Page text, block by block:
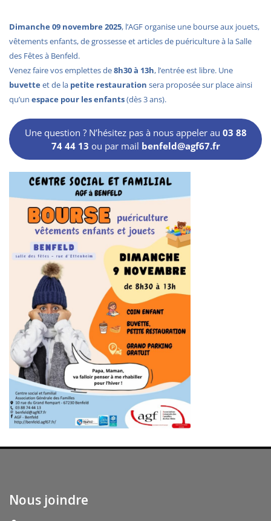
Dimanche 09 novembre 2025, l’AGF organise une bourse aux jouets,
vêtements enfants, de grossesse et articles de puériculture à la Salle
des Fêtes à Benfeld.
Venez faire vos emplettes de8h30 à 13h, l’entrée est libre. Une
buvetteet de la petite restauration sera proposée sur place ainsi
qu’un espace pour les enfants(dès 3 ans).
Une question ? N’hésitez pas à nous appeler au 03 88
74 44 13 ou par mail benfeld@agf67.fr
Nous joindre